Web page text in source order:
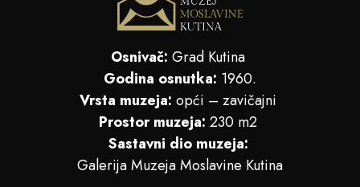
Osnivač: Grad Kutina
Godina osnutka: 1960.
Vrsta muzeja: opći – zavičajni
Prostor muzeja: 230 m2
Sastavni dio muzeja:
Galerija Muzeja Moslavine Kutina